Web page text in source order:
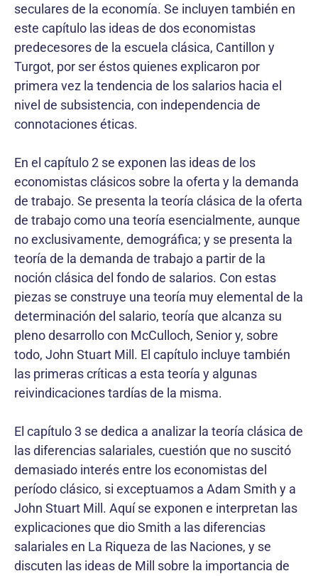
seculares de la economía. Se incluyen también en
este capítulo las ideas de dos economistas
predecesores de la escuela clásica, Cantillon y
Turgot, por ser éstos quienes explicaron por
primera vez la tendencia de los salarios hacia el
nivel de subsistencia, con independencia de
connotaciones éticas.
En el capítulo 2 se exponen las ideas de los
economistas clásicos sobre la oferta y la demanda
de trabajo. Se presenta la teoría clásica de la oferta
de trabajo como una teoría esencialmente, aunque
no exclusivamente, demográfica; y se presenta la
teoría de la demanda de trabajo a partir de la
noción clásica del fondo de salarios. Con estas
piezas se construye una teoría muy elemental de la
determinación del salario, teoría que alcanza su
pleno desarrollo con McCulloch, Senior y, sobre
todo, John Stuart Mill. El capítulo incluye también
las primeras críticas a esta teoría y algunas
reivindicaciones tardías de la misma.
El capítulo 3 se dedica a analizar la teoría clásica de
las diferencias salariales, cuestión que no suscitó
demasiado interés entre los economistas del
período clásico, si exceptuamos a Adam Smith y a
John Stuart Mill. Aquí se exponen e interpretan las
explicaciones que dio Smith a las diferencias
salariales en La Riqueza de las Naciones, y se
discuten las ideas de Mill sobre la importancia de